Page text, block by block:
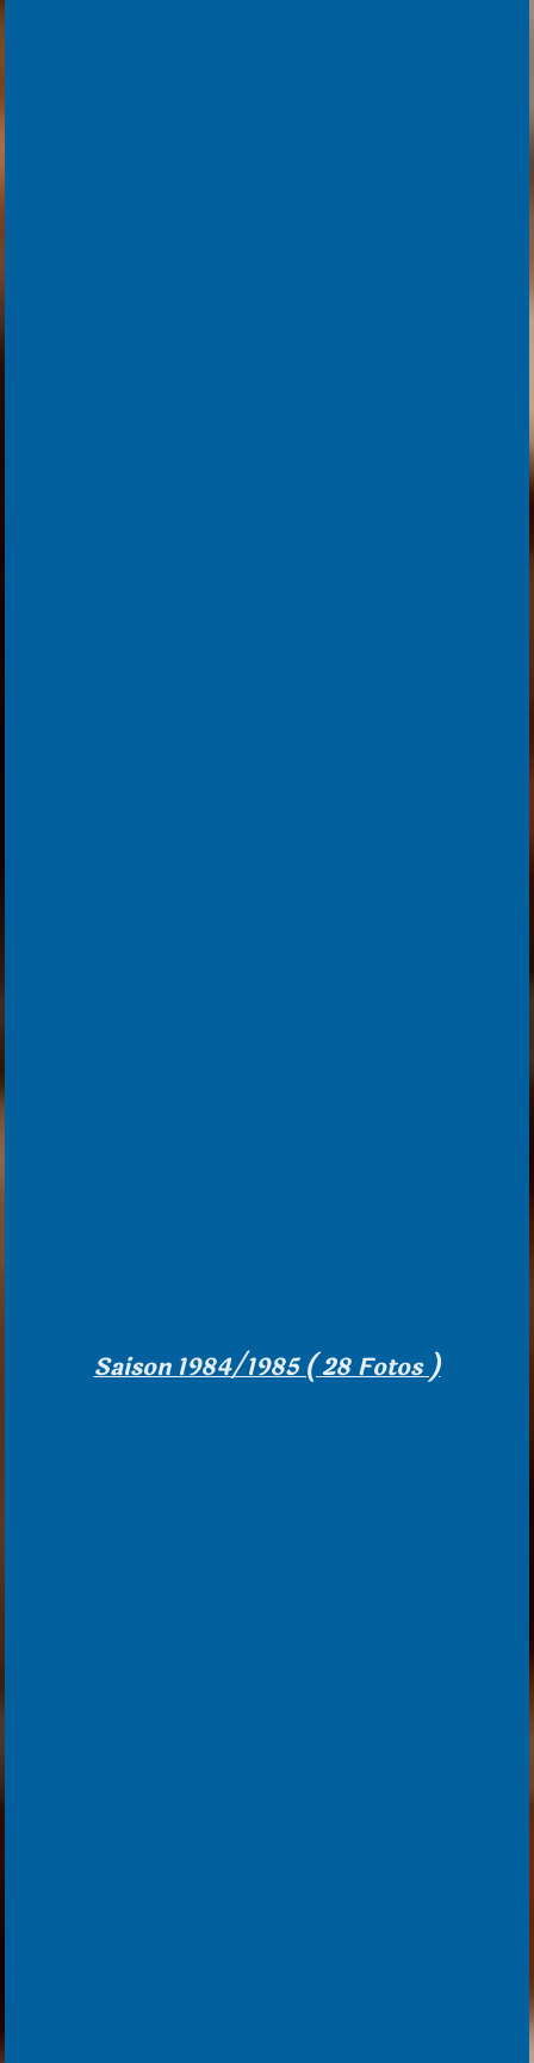
Saison 1984/1985 ( 28 Fotos )